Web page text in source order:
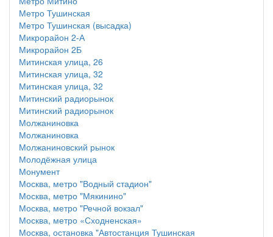
Метро Тушинская
Метро Тушинская (высадка)
Микрорайон 2-А
Микрорайон 2Б
Митинская улица, 26
Митинская улица, 32
Митинская улица, 32
Митинский радиорынок
Митинский радиорынок
Молжаниновка
Молжаниновка
Молжаниновский рынок
Молодёжная улица
Монумент
Москва, метро "Водный стадион"
Москва, метро "Мякинино"
Москва, метро "Речной вокзал"
Москва, метро «Сходненская»
Москва, остановка "Автостанция Тушинская